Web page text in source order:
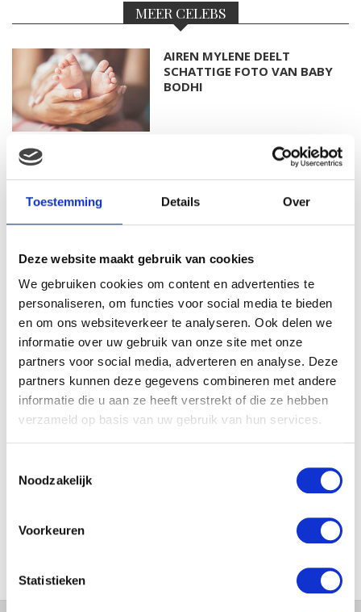
Toestemming Details Over
Deze website maakt gebruik van cookies
We gebruiken cookies om content en advertenties te
personaliseren, om functies voor social media te bieden
en om ons websiteverkeer te analyseren. Ook delen we
informatie over uw gebruik van onze site met onze
partners voor social media, adverteren en analyse. Deze
partners kunnen deze gegevens combineren met andere
informatie die u aan ze heeft verstrekt of die ze hebben
verzameld op basis van uw gebruik van hun services.
Noodzakelijk
Voorkeuren
Statistieken
MEER CELEBS
AIREN MYLENE DEELT
SCHATTIGE FOTO VAN BABY
BODHI
FOTO: SAAR KONINGSBERGER
MET DOCHTERTJE SCOTTIE
GEZINSFOTO MET HAAR
MANNEN
JOSJE HUISMAN SHOWT
BABYBUIK OP IBIZA